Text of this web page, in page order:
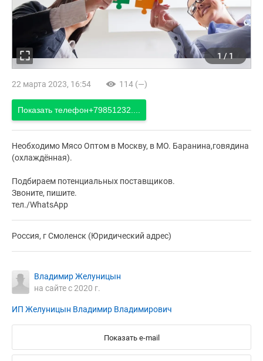
1 / 1
22 марта 2023, 16:54 114 (—)
Показать телефон+79851232....
Необходимо Мясо Оптом в Москву, в МО. Баранина,говядина
(охлаждённая).
Подбираем потенциальных поставщиков.
Звоните, пишите.
тел./WhatsApp
Россия, г Смоленск (Юридический адрес)
Владимир Желуницын
на сайте с 2020 г.
ИП Желуницын Владимир Владимирович
Показать e-mail